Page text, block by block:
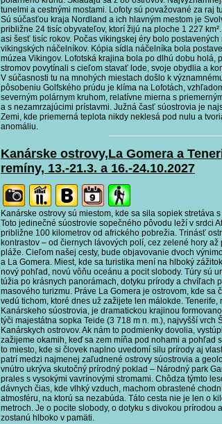
tunelmi a cestnými mostami. Lofoty sú považované za raj
Sú súčasťou kraja Nordland a ich hlavným mestom je
približne 24 tisíc obyvateľov, ktorí žijú na ploche 1 227
asi šesť tisíc rokov. Počas vikingskej éry bolo
vikingských náčelníkov. Kópia sídla náčelníka bola
múzea Vikingov. Lofotská krajina bola po dlhú dobu holá,
stromov povytínali s cieľom stavať lode, svoje obydlia a
V súčasnosti tu na mnohých miestach došlo k
pôsobeniu Golfského prúdu je klíma na Lofotách,
severným polárnym kruhom, relatívne mierna s
a s nezamrzajúcimi prístavmi. Južná časť súostrovia je
Zemi, kde priemerná teplota nikdy neklesá pod nulu a
anomáliu.
Kanárske ostrovy,La Gomera a
remíny, 13.-21.3. a 16.-24.10.2027
Kanárske ostrovy sú miestom, kde sa sila sopiek stretáva
Toto jedinečné súostrovie sopečného pôvodu leží v srdci
približne 100 kilometrov od afrického pobrežia. Trinásť
kontrastov – od čiernych lávových polí, cez zelené hory
pláže. Cieľom našej cesty, bude objavovanie dvoch
a La Gomera. Miest, kde sa turistika mení na hlboký
nový pohľad, novú vôňu oceánu a pocit slobody. Túry sú
túžia po krásnych panorámach, dotyku prírody a chvíľach
masového turizmu. Práve La Gomera je ostrovom, kde sa
vedú tichom, ktoré dnes už zažijete len málokde. Tenerife,
Kanárskeho súostrovia, je dramatickou krajinou
týči majestátna sopka Teide (3 718 m n. m.), najvyšší vrch
Kanárskych ostrovov. Ak nám to podmienky dovolia,
zažijeme okamih, keď sa zem míňa pod nohami a pohľad
to miesto, kde si človek naplno uvedomí silu prírody aj
patrí medzi najmenej zaľudnené ostrovy súostrovia a
vnútro ukrýva skutočný prírodný poklad – Národný park
prales s vysokými vavrínovými stromami. Chôdza týmto
dávnych čias, kde vlhký vzduch, machom obrastené
atmosféru, na ktorú sa nezabúda. Táto cesta nie je len o
metroch. Je o pocite slobody, o dotyku s divokou prírodou
zostanú hlboko v pamäti.